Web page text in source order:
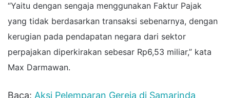
“Yaitu dengan sengaja menggunakan Faktur Pajak
yang tidak berdasarkan transaksi sebenarnya, dengan
kerugian pada pendapatan negara dari sektor
perpajakan diperkirakan sebesar Rp6,53 miliar,” kata
Max Darmawan.
Baca: Aksi Pelemparan Gereja di Samarinda